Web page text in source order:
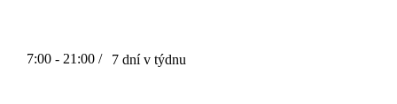
7:00 - 21:00 / 7 dní v týdnu